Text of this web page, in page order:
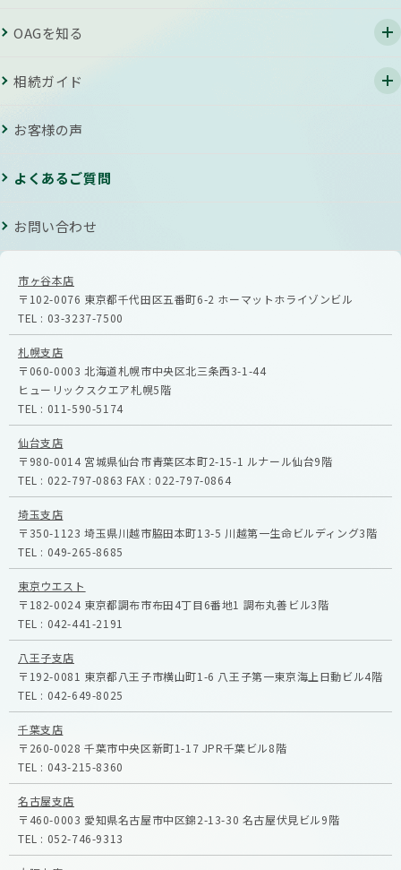
お客様の声
よくあるご質問
お問い合わせ
OAGを知る
相続ガイド
市ヶ谷本店
〒102-0076 東京都千代田区五番町6-2 ホーマットホライゾンビル
TEL : 03-3237-7500
札幌支店
〒060-0003 北海道札幌市中央区北三条西3-1-44
ヒューリックスクエア札幌5階
TEL : 011-590-5174
仙台支店
〒980-0014 宮城県仙台市青葉区本町2-15-1 ルナール仙台9階
TEL : 022-797-0863 FAX : 022-797-0864
埼玉支店
〒350-1123 埼玉県川越市脇田本町13-5 川越第一生命ビルディング3階
TEL : 049-265-8685
東京ウエスト
〒182-0024 東京都調布市布田4丁目6番地1 調布丸善ビル3階
TEL : 042-441-2191
八王子支店
〒192-0081 東京都八王子市横山町1-6 八王子第一東京海上日動ビル4階
TEL : 042-649-8025
千葉支店
〒260-0028 千葉市中央区新町1-17 JPR千葉ビル8階
TEL : 043-215-8360
名古屋支店
〒460-0003 愛知県名古屋市中区錦2-13-30 名古屋伏見ビル9階
TEL : 052-746-9313